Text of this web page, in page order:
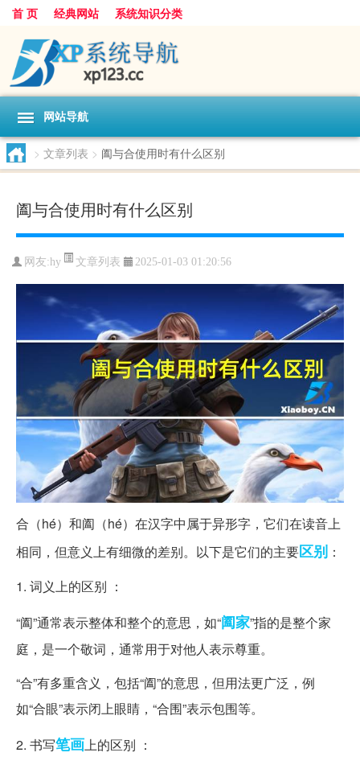
首 页 经典网站 系统知识分类
网站导航
> 文章列表 > 阖与合使用时有什么区别
阖与合使用时有什么区别
网友:hy 文章列表 2025-01-03 01:20:56
合（hé）和阖（hé）在汉字中属于异形字，它们在读音上
相同，但意义上有细微的差别。以下是它们的主要区别 ：
1. 词义上的区别 ：
“阖”通常表示整体和整个的意思，如“阖家”指的是整个家
庭，是一个敬词，通常用于对他人表示尊重。
“合”有多重含义，包括“阖”的意思，但用法更广泛，例
如“合眼”表示闭上眼睛，“合围”表示包围等。
2. 书写笔画上的区别 ：